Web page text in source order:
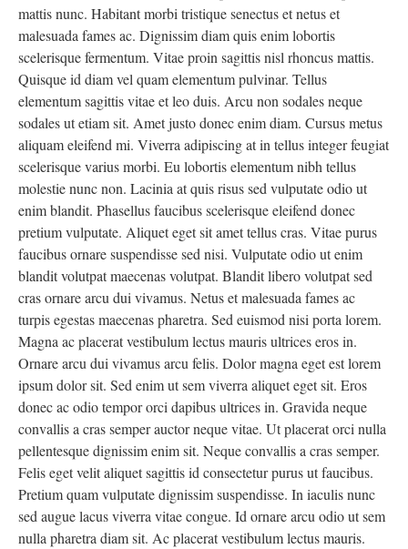
mattis nunc. Habitant morbi tristique senectus et netus et
malesuada fames ac. Dignissim diam quis enim lobortis
scelerisque fermentum. Vitae proin sagittis nisl rhoncus mattis.
Quisque id diam vel quam elementum pulvinar. Tellus
elementum sagittis vitae et leo duis. Arcu non sodales neque
sodales ut etiam sit. Amet justo donec enim diam. Cursus metus
aliquam eleifend mi. Viverra adipiscing at in tellus integer feugiat
scelerisque varius morbi. Eu lobortis elementum nibh tellus
molestie nunc non. Lacinia at quis risus sed vulputate odio ut
enim blandit. Phasellus faucibus scelerisque eleifend donec
pretium vulputate. Aliquet eget sit amet tellus cras. Vitae purus
faucibus ornare suspendisse sed nisi. Vulputate odio ut enim
blandit volutpat maecenas volutpat. Blandit libero volutpat sed
cras ornare arcu dui vivamus. Netus et malesuada fames ac
turpis egestas maecenas pharetra. Sed euismod nisi porta lorem.
Magna ac placerat vestibulum lectus mauris ultrices eros in.
Ornare arcu dui vivamus arcu felis. Dolor magna eget est lorem
ipsum dolor sit. Sed enim ut sem viverra aliquet eget sit. Eros
donec ac odio tempor orci dapibus ultrices in. Gravida neque
convallis a cras semper auctor neque vitae. Ut placerat orci nulla
pellentesque dignissim enim sit. Neque convallis a cras semper.
Felis eget velit aliquet sagittis id consectetur purus ut faucibus.
Pretium quam vulputate dignissim suspendisse. In iaculis nunc
sed augue lacus viverra vitae congue. Id ornare arcu odio ut sem
nulla pharetra diam sit. Ac placerat vestibulum lectus mauris.